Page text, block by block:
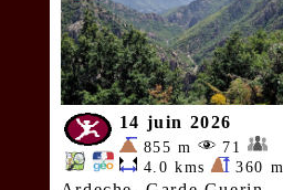
14 juin 2026
855 m
71
4.0 kms
360 m